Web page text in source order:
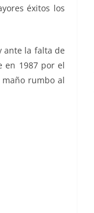
éxitos los
ante la falta de
en 1987 por el
rumbo al